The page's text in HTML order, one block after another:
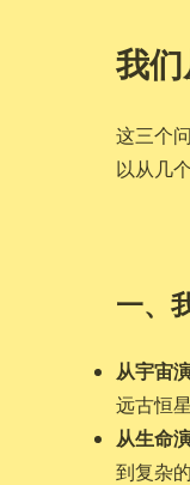
我
这三个
以从几
一、
从宇宙
远古恒
从生命
到复杂